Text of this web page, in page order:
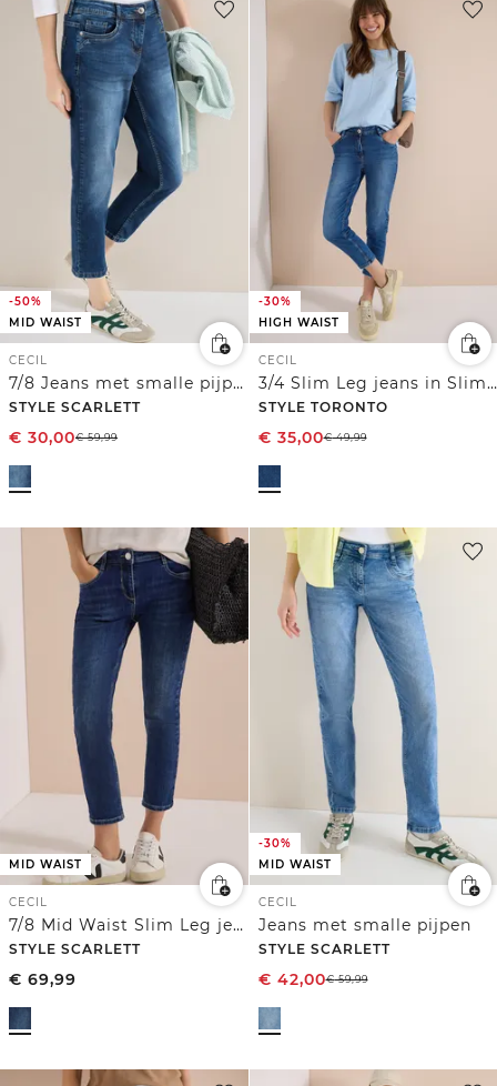
-50%
MID WAIST
CECIL
7/8 Jeans met smalle pijpen
STYLE SCARLETT
€ 30,00€59,99
-30%
HIGH WAIST
CECIL
3/4 Slim Leg jeans in Slim Fit
STYLE TORONTO
€ 35,00€49,99
MID WAIST
CECIL
7/8 Mid Waist Slim Leg jeans in casual fit
STYLE SCARLETT
€ 69,99
-30%
MID WAIST
CECIL
Jeans met smalle pijpen
STYLE SCARLETT
€ 42,00€59,99